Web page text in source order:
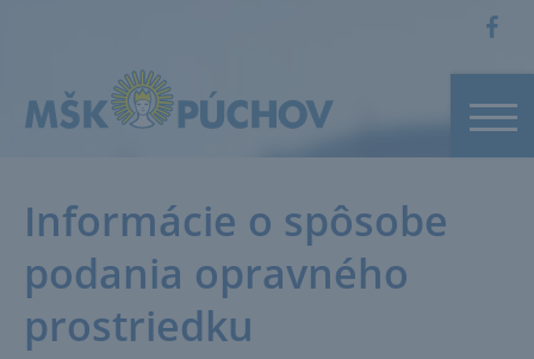
Informácie o spôsobe
podania opravného
prostriedku